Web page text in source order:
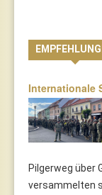
Internationale
Pilgerweg über
versammelten